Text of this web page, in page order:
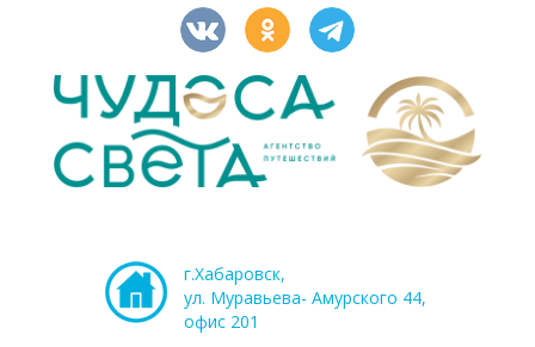
г.Хабаровск,
ул. Муравьева- Амурского 44,
офис 201